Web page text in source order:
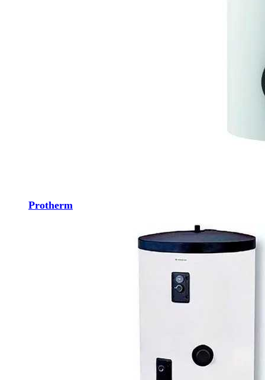
Protherm